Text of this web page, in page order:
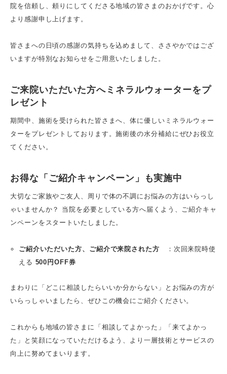
院を信頼し、頼りにしてくださる地域の皆さまのおかげです。心
より感謝申し上げます。
皆さまへの日頃の感謝の気持ちを込めまして、ささやかではござ
いますが特別なお知らせをご用意いたしました。
ご来院いただいた方へミネラルウォーターをプ
レゼント
期間中、施術を受けられた皆さまへ、体に優しいミネラルウォー
ターをプレゼントしております。施術後の水分補給にぜひお役立
てください。
お得な「ご紹介キャンペーン」も実施中
大切なご家族やご友人、周りで体の不調にお悩みの方はいらっし
ゃいませんか？ 当院を必要としている方へ届くよう、ご紹介キャ
ンペーンをスタートいたしました。
ご紹介いただいた方、ご紹介で来院された方 ：次回来院時使
える 500円OFF券
まわりに「どこに相談したらいいか分からない」とお悩みの方が
いらっしゃいましたら、ぜひこの機会にご紹介ください。
これからも地域の皆さまに「相談してよかった」「来てよかっ
た」と笑顔になっていただけるよう、より一層技術とサービスの
向上に努めてまいります。